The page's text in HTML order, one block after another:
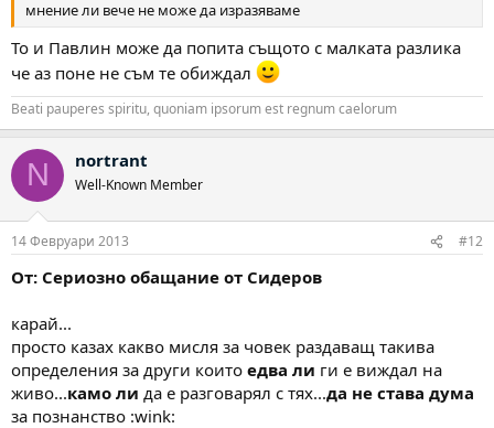
мнение ли вече не може да изразяваме
То и Павлин може да попита същото с малката разлика
че аз поне не съм те обиждал
Beati pauperes spiritu, quoniam ipsorum est regnum caelorum
N nortrant
Well-Known Member
14 Февруари 2013 #12
От: Сериозно обащание от Сидеров
карай...
просто казах какво мисля за човек раздаващ такива
определения за други които едва ли ги е виждал на
живо...камо ли да е разговарял с тях...да не става дума
за познанство :wink: